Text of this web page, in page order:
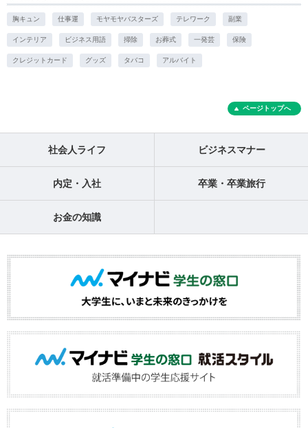
胸キュン 仕事運 モヤモヤバスターズ テレワーク 副業
インテリア ビジネス用語 掃除 お葬式 一発芸 保険
クレジットカード グッズ タバコ アルバイト
ページトップへ
社会人ライフ ビジネスマナー
内定・入社 卒業・卒業旅行
お金の知識